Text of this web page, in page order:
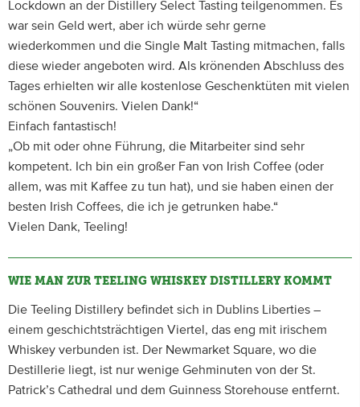
Lockdown an der Distillery Select Tasting teilgenommen. Es
war sein Geld wert, aber ich würde sehr gerne
wiederkommen und die Single Malt Tasting mitmachen, falls
diese wieder angeboten wird. Als krönenden Abschluss des
Tages erhielten wir alle kostenlose Geschenktüten mit vielen
schönen Souvenirs. Vielen Dank!“
Einfach fantastisch!
„Ob mit oder ohne Führung, die Mitarbeiter sind sehr
kompetent. Ich bin ein großer Fan von Irish Coffee (oder
allem, was mit Kaffee zu tun hat), und sie haben einen der
besten Irish Coffees, die ich je getrunken habe.“
Vielen Dank, Teeling!
WIE MAN ZUR TEELING WHISKEY DISTILLERY KOMMT
Die Teeling Distillery befindet sich in Dublins Liberties –
einem geschichtsträchtigen Viertel, das eng mit irischem
Whiskey verbunden ist. Der Newmarket Square, wo die
Destillerie liegt, ist nur wenige Gehminuten von der St.
Patrick’s Cathedral und dem Guinness Storehouse entfernt.